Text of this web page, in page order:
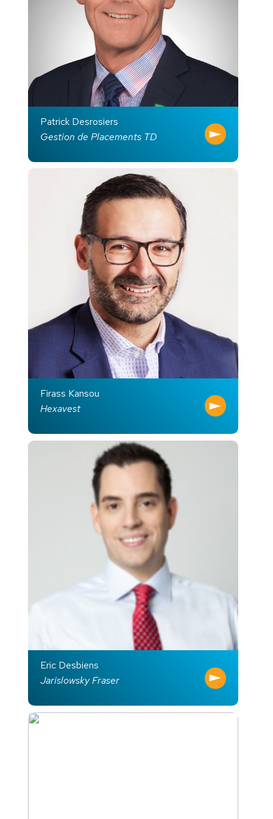
Patrick Desrosiers
Gestion de Placements TD
Firass Kansou
Hexavest
Eric Desbiens
Jarislowsky Fraser